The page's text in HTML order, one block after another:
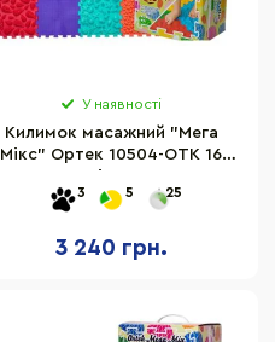
У наявності
Килимок масажний "Мега
Мікс" Ортек 10504-OTK 16
3 5 25
3 240 грн.